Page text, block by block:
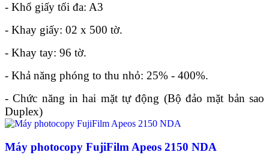
- Khổ giấy tối đa: A3
- Khay giấy: 02 x 500 tờ.
- Khay tay: 96 tờ.
- Khả năng phóng to thu nhỏ: 25% - 400%.
- Chức năng in hai mặt tự động (Bộ đảo mặt bản sao
Duplex)
Máy photocopy FujiFilm Apeos 2150 NDA